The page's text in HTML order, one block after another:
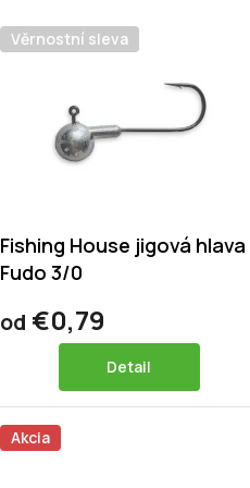
Věrnostní sleva
Fishing House jigová hlava
Fudo 3/0
od €0,79
Detail
Akcia